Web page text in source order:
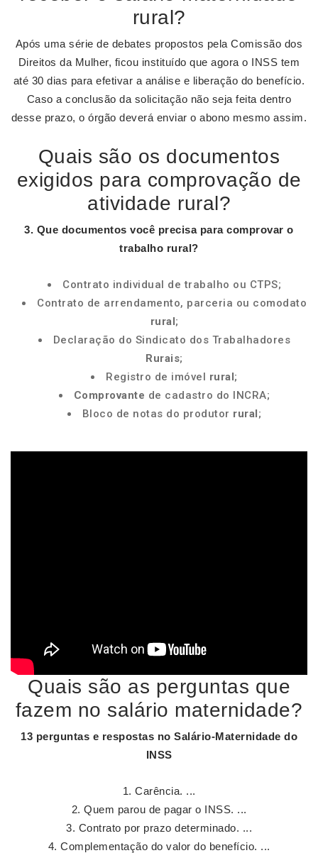
rural?
Após uma série de debates propostos pela Comissão dos
Direitos da Mulher, ficou instituído que agora o INSS tem
até 30 dias para efetivar a análise e liberação do benefício.
Caso a conclusão da solicitação não seja feita dentro
desse prazo, o órgão deverá enviar o abono mesmo assim.
Quais são os documentos
exigidos para comprovação de
atividade rural?
3. Que documentos você precisa paracomprovar o
trabalho rural?
Contrato individual de trabalho ou CTPS;
Contrato de arrendamento, parceria ou comodato
rural;
Declaração do Sindicato dos Trabalhadores
Rurais;
Registro de imóvel rural;
Comprovante de cadastro do INCRA;
Bloco de notas do produtor rural;
Quais são as perguntas que
fazem no salário maternidade?
13 perguntas e respostas no Salário-Maternidade do
INSS
Carência. ...
Quem parou de pagar o INSS. ...
Contrato por prazo determinado. ...
Complementação do valor do benefício. ...